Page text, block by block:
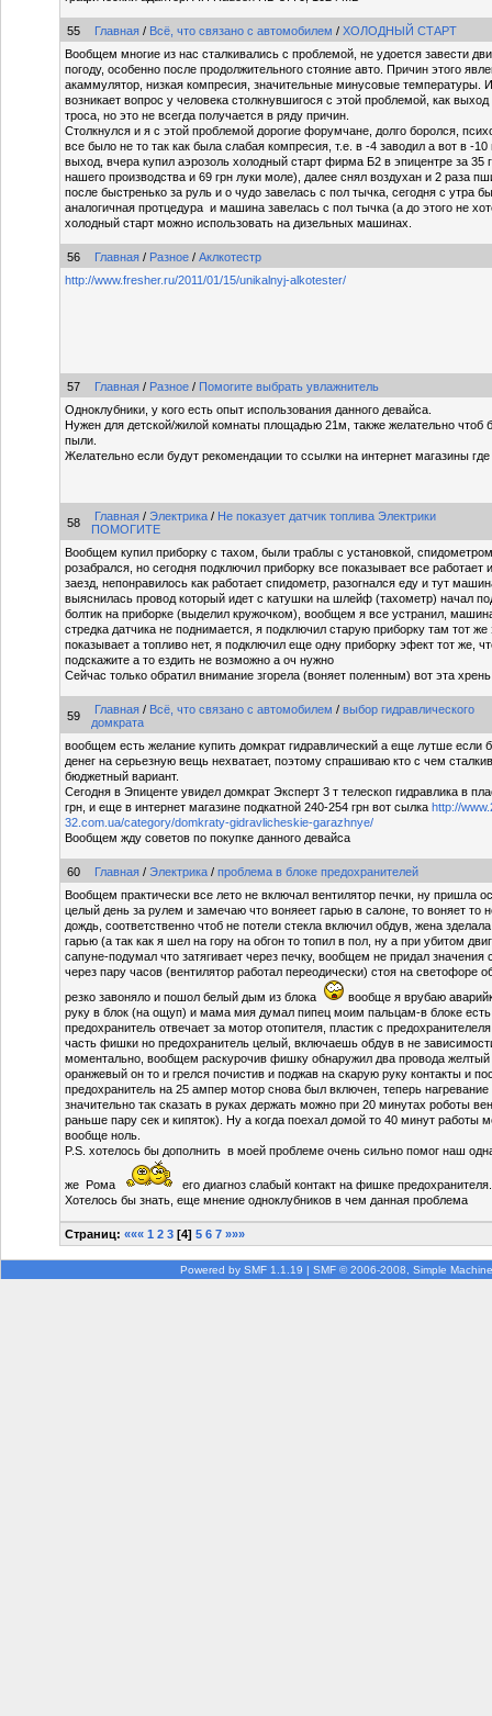
55 Главная / Всё, что связано с автомобилем / ХОЛОДНЫЙ СТАРТ
Вообщем многие из нас сталкивались с проблемой, не удоется завести
погоду, особенно после продолжительного стояние авто. Причин этого
акаммулятор, низкая компресия, значительные минусовые температуры.
возникает вопрос у человека столкнувшигося с этой проблемой, как
троса, но это не всегда получается в ряду причин.
Столкнулся и я с этой проблемой дорогие форумчане, долго боролся,
все было не то так как была слабая компресия, т.е. в -4 заводил а вот в -
выход, вчера купил аэрозоль холодный старт фирма Б2 в эпицентре за 35
нашего производства и 69 грн луки моле), далее снял воздухан и 2 раза
после быстренько за руль и о чудо завелась с пол тычка, сегодня с утра
аналогичная протцедура и машина завелась с пол тычка (а до этого не
холодный старт можно использовать на дизельных машинах.
56 Главная / Разное / Аклкотестр
http://www.fresher.ru/2011/01/15/unikalnyj-alkotester/
57 Главная / Разное / Помогите выбрать увлажнитель
Одноклубники, у кого есть опыт использования данного девайса.
Нужен для детской/жилой комнаты площадью 21м, также желательно чтоб
пыли.
Желательно если будут рекомендации то ссылки на интернет магазины где
58 Главная / Электрика / Не показует датчик топлива Электрики
ПОМОГИТЕ
Вообщем купил приборку с тахом, были траблы с установкой,
розабрался, но сегодня подключил приборку все показывает все работает
заезд, непонравилось как работает спидометр, разогнался еду и тут
выяснилась провод который идет с катушки на шлейф (тахометр) начал
болтик на приборке (выделил кружочком), вообщем я все устранил,
стредка датчика не поднимается, я подключил старую приборку там тот
показывает а топливо нет, я подключил еще одну приборку эфект тот же,
подскажите а то ездить не возможно а оч нужно
Сейчас только обратил внимание згорела (воняет поленным) вот эта
59 Главная / Всё, что связано с автомобилем / выбор гидравлического
домкрата
вообщем есть желание купить домкрат гидравлический а еще лутше если
денег на серьезную вещь нехватает, поэтому спрашиваю кто с чем
бюджетный вариант.
Сегодня в Эпиценте увидел домкрат Эксперт 3 т телескоп гидравлика в
грн, и еще в интернет магазине подкатной 240-254 грн вот сылка http://
32.com.ua/category/domkraty-gidravlicheskie-garazhnye/
Вообщем жду советов по покупке данного девайса
60 Главная / Электрика / проблема в блоке предохранителей
Вообщем практически все лето не включал вентилятор печки, ну пришла
целый день за рулем и замечаю что воняеет гарью в салоне, то воняет то
дождь, соответственно чтоб не потели стекла включил обдув, жена
гарью (а так как я шел на гору на обгон то топил в пол, ну а при убитом
сапуне-подумал что затягивает через печку, вообщем не придал значения
через пару часов (вентилятор работал переодически) стоя на светофоре
резко завоняло и пошол белый дым из блока
вообще я врубаю
руку в блок (на ощуп) и мама мия думал пипец моим пальцам-в блоке
предохранитель отвечает за мотор отопителя, пластик с
часть фишки но предохранитель целый, включаешь обдув в не
моментально, вообщем раскурочив фишку обнаружил два провода
оранжевый он то и грелся почистив и поджав на скарую руку контакты и
предохранитель на 25 ампер мотор снова был включен, теперь
значительно так сказать в руках держать можно при 20 минутах роботы
раньше пару сек и кипяток). Ну а когда поехал домой то 40 минут работы
вообще ноль.
P.S. хотелось бы дополнить в моей проблеме очень сильно помог наш
же Рома
его диагноз слабый контакт на фишке предохранителя.
Хотелось бы знать, еще мнение одноклубников в чем данная проблема
Страниц: ««« 1 2 3 [4] 5 6 7 »»»
Powered by SMF 1.1.19 | SMF © 2006-2008, Simple